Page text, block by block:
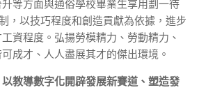
升等方面與通俗學校畢業生享用劃一待
，以技巧程度和創造貢獻為依據，進步
資程度。弘揚勞模精力、勞動精力、
成才、人人盡展其才的傑出環境。
教導數字化開辟發展新賽道、塑造發